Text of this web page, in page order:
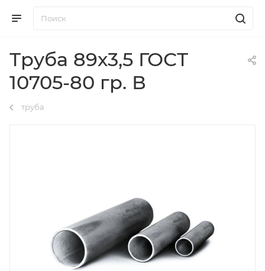
Труба 89х3,5 ГОСТ
10705-80 гр. В
труба